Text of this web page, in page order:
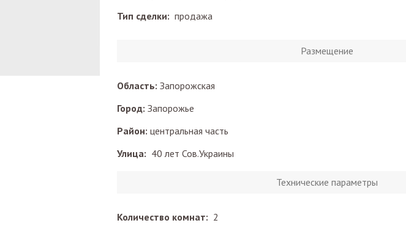
Тип сделки: продажа
Размещение
Область: Запорожская
Город: Запорожье
Район: центральная часть
Улица: 40 лет Сов.Украины
Технические параметры
Количество комнат: 2